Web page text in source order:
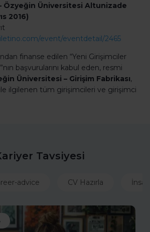
Özyeğin Üniversitesi Altunizade
2016)
event/eventdetail/2465
finanse edilen “Yeni Girişimciler
başvurularını kabul eden, resmi
Üniversitesi – Girişim Fabrikası,
ilgilenen tüm girişimcileri ve girişimci
Tavsiyesi
advice CV Hazırla